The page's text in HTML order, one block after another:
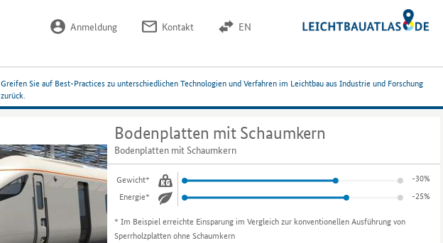
Greifen Sie auf Best-Practices zu unterschiedlichen Technologien und Verfahren im Leichtbau aus Industrie und Forschung
zurück.
Anmeldung Kontakt EN
Bodenplatten mit Schaumkern
Bodenplatten mit Schaumkern
Gewicht*
-30%
Energie*
-25%
* Im Beispiel erreichte Einsparung im Vergleich zur konventionellen Ausführung von
Sperrholzplatten ohne Schaumkern